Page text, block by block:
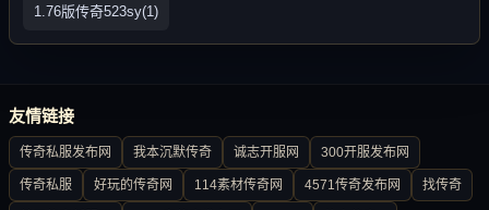
1.76版传奇523sy(1)
友情链接
传奇私服发布网 我本沉默传奇 诚志开服网 300开服发布网
传奇私服 好玩的传奇网 114素材传奇网 4571传奇发布网 找传奇